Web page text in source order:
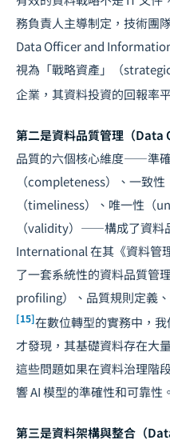
務負責人主導制定，技術團
Data Officer and
視為「戰略資產」（
企業，其資料投資的回報率
第二是資料品質管理（
品質的六個核心維度——準
（completeness）、一致
（timeliness）、唯一性（
（validity）——構成了資料
International 在其《資料管
了一套系統性的資料品質管
profiling）、品質規則定義
[15]在數位轉型的實務中，
才發現，其基礎資料存在
這些問題如果在資料治理階
響 AI 模型的準確性和可靠性。
第三是資料架構與整合（